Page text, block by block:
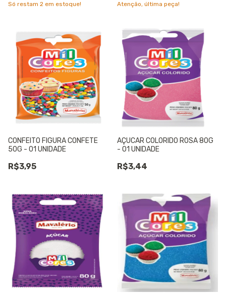
Só restam 2 em estoque! Atenção, última peça!
CONFEITO FIGURA CONFETE
50G - 01 UNIDADE
R$3,95
AÇUCAR COLORIDO ROSA 80G
- 01 UNIDADE
R$3,44